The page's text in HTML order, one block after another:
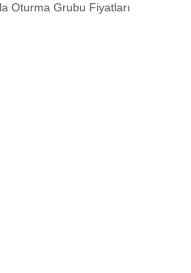
Oturma Grubu Fiyatları